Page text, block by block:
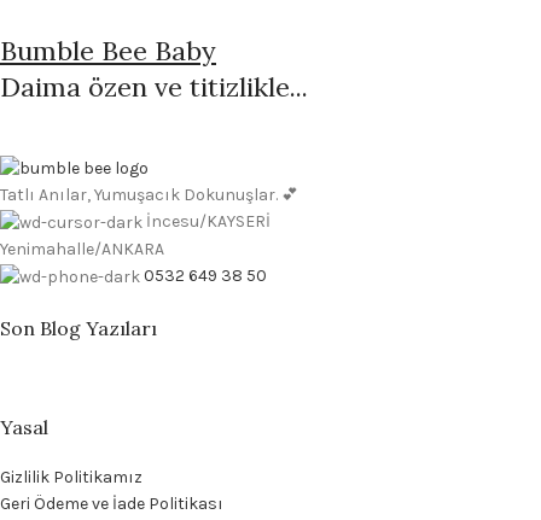
Bumble Bee Baby
Daima özen ve titizlikle...
Tatlı Anılar, Yumuşacık Dokunuşlar. 💕
İncesu/KAYSERİ
Yenimahalle/ANKARA
0532 649 38 50
Son Blog Yazıları
Yasal
Gizlilik Politikamız
Geri Ödeme ve İade Politikası